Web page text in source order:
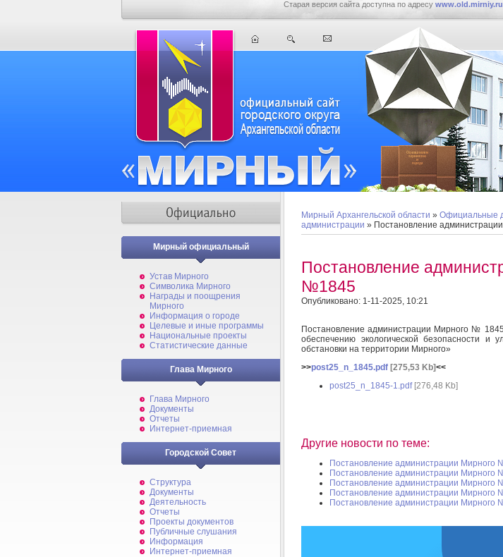
Старая версия сайта доступна по адресу www.old.mirniy.ru
Мирный официальный
Устав Мирного
Символика Мирного
Награды и поощрения
Мирного
Информация о городе
Целевые и иные программы
Национальные проекты
Статистические данные
Глава Мирного
Глава Мирного
Документы
Отчеты
Интернет-приемная
Городской Совет
Структура
Документы
Деятельность
Отчеты
Проекты документов
Публичные слушания
Информация
Интернет-приемная
Мирный Архангельской области » Официальные
администрации » Постановление
Постановление
№1845
Опубликовано: 1-11-2025, 10:21
Постановление администрации Мирного №
обеспечению экологической безопасности и
обстановки на территории Мирного»
>>post25_n_1845.pdf [275,53 Kb]<<
post25_n_1845-1.pdf[276,48 Kb]
Другие новости по теме:
Постановление администрации Мирного
Постановление администрации Мирного
Постановление администрации Мирного
Постановление администрации Мирного
Постановление администрации Мирного